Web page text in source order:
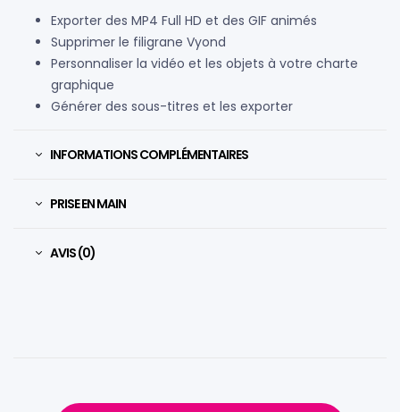
Exporter des MP4 Full HD et des GIF animés
Supprimer le filigrane Vyond
Personnaliser la vidéo et les objets à votre charte
graphique
Générer des sous-titres et les exporter
INFORMATIONS COMPLÉMENTAIRES
PRISE EN MAIN
AVIS (0)